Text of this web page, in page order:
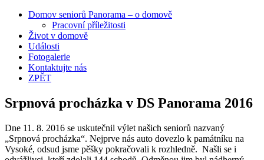
Domov seniorů Panorama – o domově
Pracovní příležitosti
Život v domově
Události
Fotogalerie
Kontaktujte nás
ZPĚT
Srpnová procházka v DS Panorama 2016
Dne 11. 8. 2016 se uskutečnil výlet našich seniorů nazvaný
„Srpnová procházka“. Nejprve nás auto dovezlo k památníku na
Vysoké, odsud jsme pěšky pokračovali k rozhledně. Našli se i